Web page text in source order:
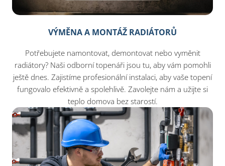
VÝMĚNA A MONTÁŽ RADIÁTORŮ
Potřebujete namontovat, demontovat nebo vyměnit
radiátory? Naši odborní topenáři jsou tu, aby vám pomohli
ještě dnes. Zajistíme profesionální instalaci, aby vaše topení
fungovalo efektivně a spolehlivě. Zavolejte nám a užijte si
teplo domova bez starostí.